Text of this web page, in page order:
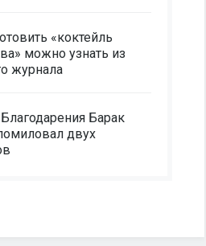
«коктейль
можно узнать из
журнала
Барак
двух